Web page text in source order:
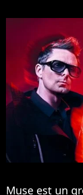
Muse est un